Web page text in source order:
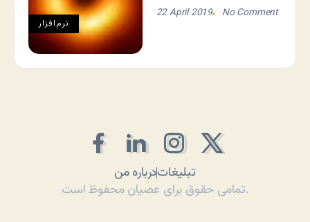
نرم‌افزار
22 April 2019 No Comment
درباره منتبلیغات
تمامی حقوق برای عصیان محفوظ است.